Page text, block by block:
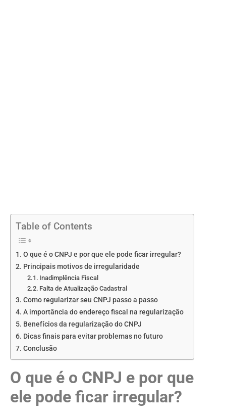
Table of Contents
O que é o CNPJ e por que ele pode ficar irregular?
Principais motivos de irregularidade
Inadimplência Fiscal
Falta de Atualização Cadastral
Como regularizar seu CNPJ passo a passo
A importância do endereço fiscal na regularização
Benefícios da regularização do CNPJ
Dicas finais para evitar problemas no futuro
Conclusão
O que é o CNPJ e por que
ele pode ficar irregular?